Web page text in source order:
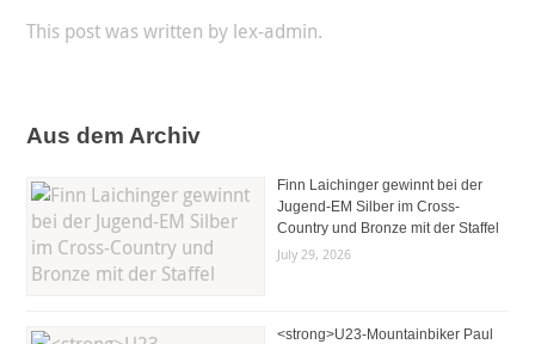
This post was written by lex-admin.
Aus dem Archiv
Finn Laichinger gewinnt bei der
Jugend-EM Silber im Cross-
Country und Bronze mit der Staffel
July 29, 2026
<strong>U23-Mountainbiker Paul